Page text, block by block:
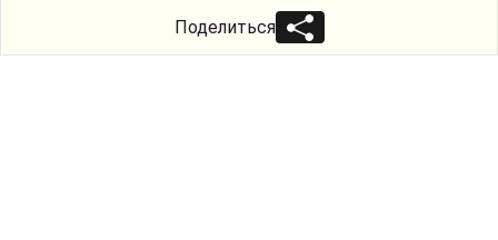
Поделиться